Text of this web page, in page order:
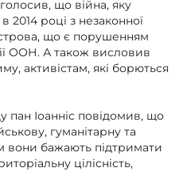
що війна, яку
2014 році з незаконної
що є порушенням
ООН. А також висловив
активістам, які борються
пан Іоанніс повідомив, що
гуманітарну та
вони бажають підтримати
цілісність,